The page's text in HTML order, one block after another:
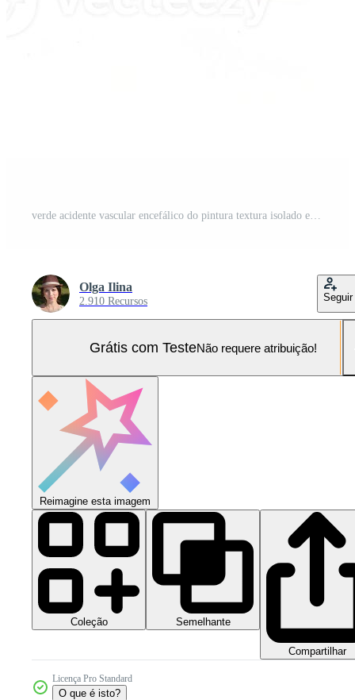
verde acidente vascular encefálico do pintura textura isolado em branco fundo Foto Pro
Olga Ilina
2.910 Recursos Seguir
Grátis com TesteNão requere atribuição!
Reimagine esta imagem
Coleção Semelhante
Compartilhar
Licença Pro Standard
O que é isto?